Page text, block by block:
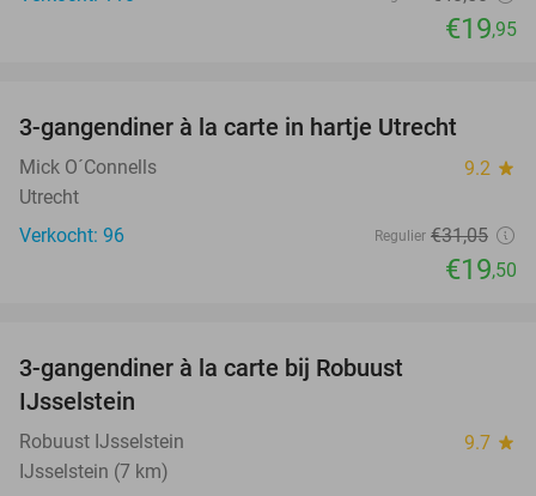
€19,95
3-gangendiner à la carte in hartje Utrecht
Mick O´Connells 9.2 star
Utrecht
Verkocht: 96
Regulier €31,05
€19,50
3-gangendiner à la carte bij Robuust
IJsselstein
Robuust IJsselstein 9.7 star
IJsselstein (7 km)